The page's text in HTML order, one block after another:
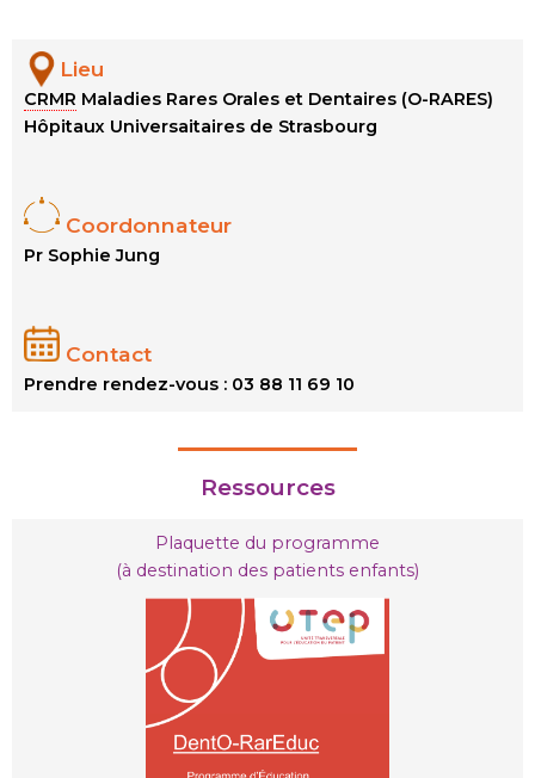
Lieu
CRMR Maladies Rares Orales et Dentaires (O-RARES)
Hôpitaux Universaitaires de Strasbourg
Coordonnateur
Pr Sophie Jung
Contact
Prendre rendez-vous : 03 88 11 69 10
Ressources
Plaquette du programme
(à destination des patients enfants)